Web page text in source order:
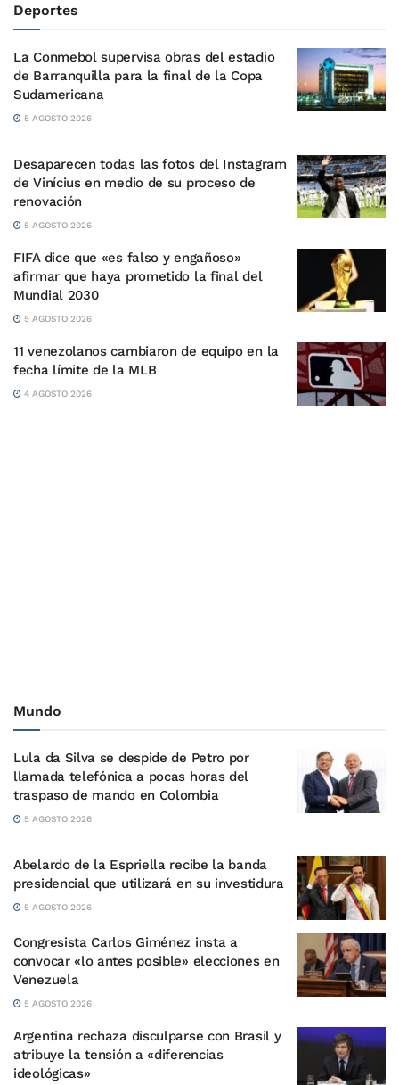
Deportes
La Conmebol supervisa obras del estadio
de Barranquilla para la final de la Copa
Sudamericana
5 AGOSTO 2026
Desaparecen todas las fotos del Instagram
de Vinícius en medio de su proceso de
renovación
5 AGOSTO 2026
FIFA dice que «es falso y engañoso»
afirmar que haya prometido la final del
Mundial 2030
5 AGOSTO 2026
11 venezolanos cambiaron de equipo en la
fecha límite de la MLB
4 AGOSTO 2026
Mundo
Lula da Silva se despide de Petro por
llamada telefónica a pocas horas del
traspaso de mando en Colombia
5 AGOSTO 2026
Abelardo de la Espriella recibe la banda
presidencial que utilizará en su investidura
5 AGOSTO 2026
Congresista Carlos Giménez insta a
convocar «lo antes posible» elecciones en
Venezuela
5 AGOSTO 2026
Argentina rechaza disculparse con Brasil y
atribuye la tensión a «diferencias
ideológicas»